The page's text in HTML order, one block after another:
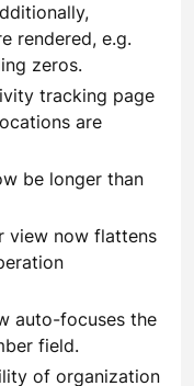
rendered, e.g.
zeros.
tracking page
are
be longer than
view now flattens
auto-focuses the
field.
of organization